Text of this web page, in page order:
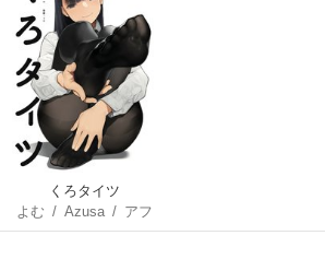
くろタイツ
よむ /Azusa / アフ
黒/天三月/108